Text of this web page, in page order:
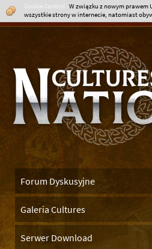
Forum Dyskusyjne
Galeria Cultures
Serwer Download
W związku z nowym prawem
wszystkie strony w internecie, natomiast